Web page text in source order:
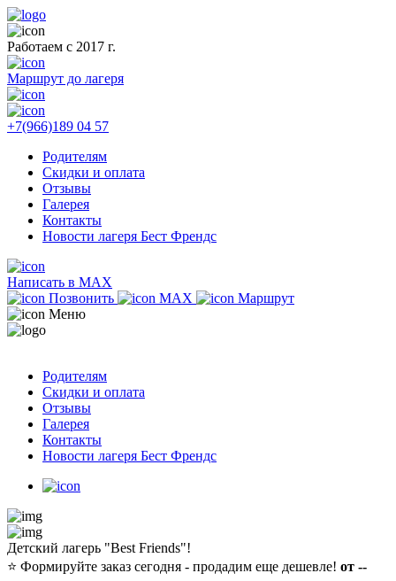
Работаем с 2017 г.
Маршрут до лагеря
+7(966)189 04 57
Родителям
Скидки и оплата
Отзывы
Галерея
Контакты
Новости лагеря Бест Френдс
Написать в MAX
Позвонить
MAX
Маршрут
Меню
Родителям
Скидки и оплата
Отзывы
Галерея
Контакты
Новости лагеря Бест Френдс
Детский лагерь "Best Friends"!
⭐️ Формируйте заказ сегодня - продадим еще дешевле! от --